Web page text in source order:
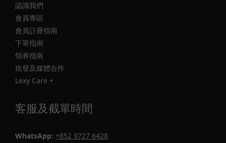
認識我們
會員專區
會員註冊指南
下單指南
領券指南
批發及媒體合作
Lexy Care +
客服及截單時間
WhatsApp: +852 9727 6428